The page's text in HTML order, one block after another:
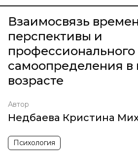
Взаимосвязь
перспективы и
профессионального
самоопределения
возрасте
Автор
Недбаева Кристина
Психология